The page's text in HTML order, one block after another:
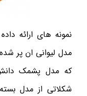
نمونه های ارائه
مدل لیوانی ان پر
که مدل پشمک
شکلاتی از مدل